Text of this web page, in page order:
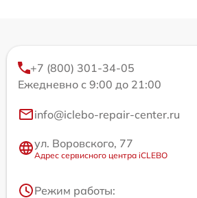
+7 (800) 301-34-05
Ежедневно с 9:00 до 21:00
info@iclebo-repair-center.ru
ул. Воровского, 77
Адрес сервисного центра iCLEBO
Режим работы: